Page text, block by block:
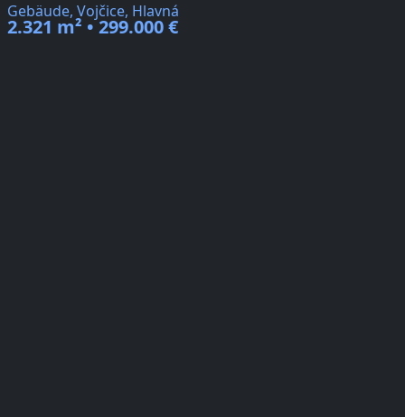
Gebäude, Vojčice, Hlavná
2.321 m² • 299.000 €